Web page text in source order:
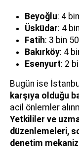
Beyoğlu: 4
Üsküdar: 4
Fatih: 3 bin
Bakırköy: 4
Esenyurt: 2
Bugün ise
karşıya olduğu
acil önlemler
Yetkililer ve
düzenlemeleri,
denetim